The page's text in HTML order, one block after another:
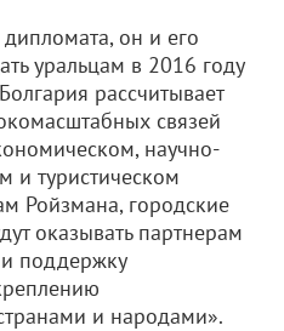
он и его
уральцам в 2016 году
рассчитывает
связей
научно-
и туристическом
Ройзмана, городские
оказывать партнерам
поддержку
и народами».